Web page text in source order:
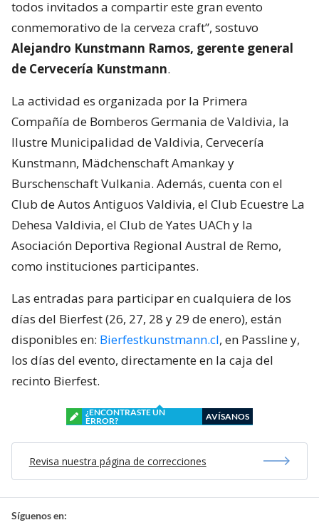
todos invitados a compartir este gran evento
conmemorativo de la cerveza craft”, sostuvo
Alejandro Kunstmann Ramos, gerente general
de Cervecería Kunstmann.
La actividad es organizada por la Primera
Compañía de Bomberos Germania de Valdivia, la
Ilustre Municipalidad de Valdivia, Cervecería
Kunstmann, Mädchenschaft Amankay y
Burschenschaft Vulkania. Además, cuenta con el
Club de Autos Antiguos Valdivia, el Club Ecuestre La
Dehesa Valdivia, el Club de Yates UACh y la
Asociación Deportiva Regional Austral de Remo,
como instituciones participantes.
Las entradas para participar en cualquiera de los
días del Bierfest (26, 27, 28 y 29 de enero), están
disponibles en: Bierfestkunstmann.cl, en Passline y,
los días del evento, directamente en la caja del
recinto Bierfest.
¿ENCONTRASTE UN
ERROR?
AVÍSANOS
Revisa nuestra página de correcciones
Síguenos en: